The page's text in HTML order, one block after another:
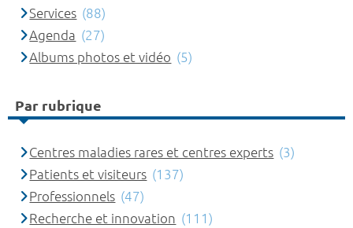
Services (88)
Agenda (27)
Albums photos et vidéo (5)
Par rubrique
Centres maladies rares et centres experts (3)
Patients et visiteurs (137)
Professionnels (47)
Recherche et innovation (111)